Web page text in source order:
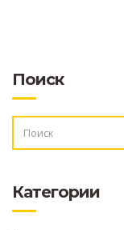
Поиск
Категории